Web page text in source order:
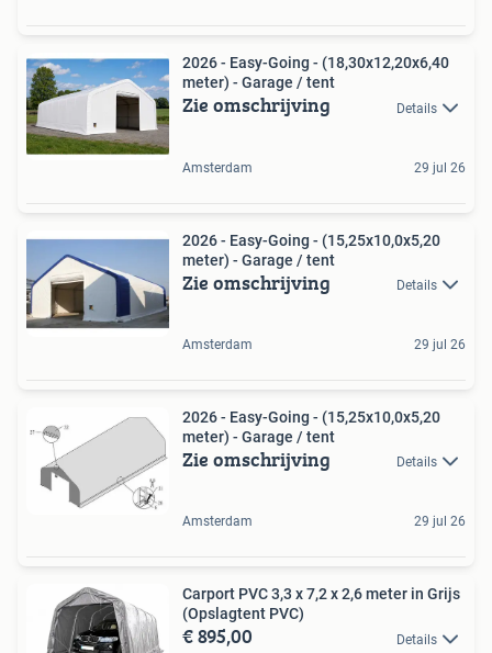
2026 - Easy-Going - (18,30x12,20x6,40
meter) - Garage / tent
Zie omschrijving Details
Amsterdam 29 jul 26
2026 - Easy-Going - (15,25x10,0x5,20
meter) - Garage / tent
Zie omschrijving Details
Amsterdam 29 jul 26
2026 - Easy-Going - (15,25x10,0x5,20
meter) - Garage / tent
Zie omschrijving Details
Amsterdam 29 jul 26
Carport PVC 3,3 x 7,2 x 2,6 meter in Grijs
(Opslagtent PVC)
€ 895,00 Details